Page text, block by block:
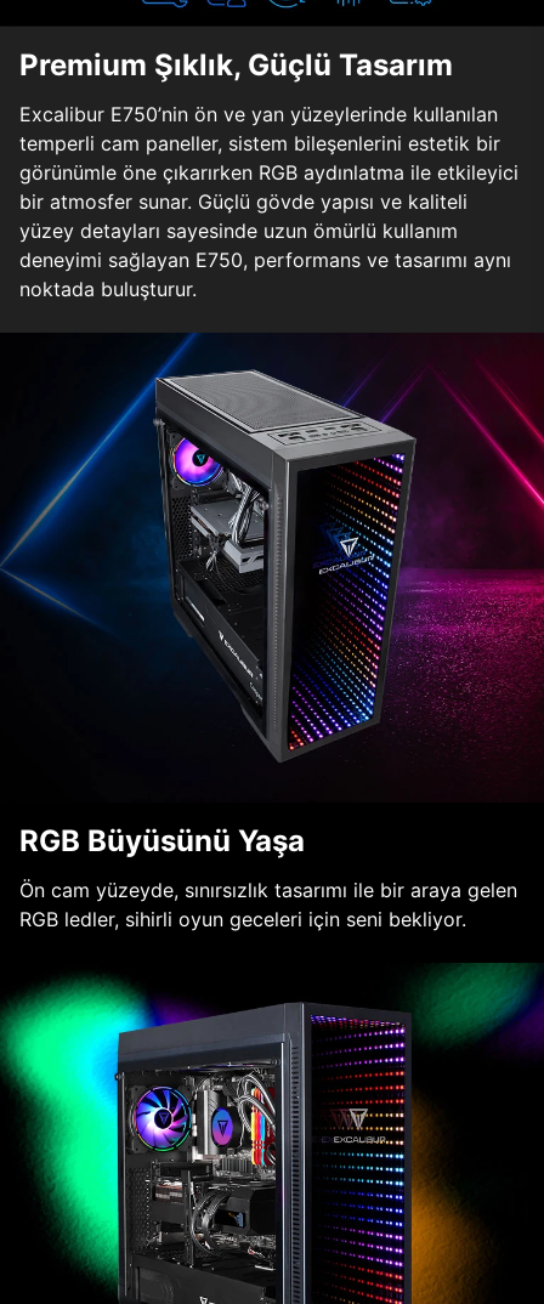
Premium Şıklık, Güçlü Tasarım
Excalibur E750’nin ön ve yan yüzeylerinde kullanılan
temperli cam paneller, sistem bileşenlerini estetik bir
görünümle öne çıkarırken RGB aydınlatma ile etkileyici
bir atmosfer sunar. Güçlü gövde yapısı ve kaliteli
yüzey detayları sayesinde uzun ömürlü kullanım
deneyimi sağlayan E750, performans ve tasarımı aynı
noktada buluşturur.
RGB Büyüsünü Yaşa
Ön cam yüzeyde, sınırsızlık tasarımı ile bir araya gelen
RGB ledler, sihirli oyun geceleri için seni bekliyor.